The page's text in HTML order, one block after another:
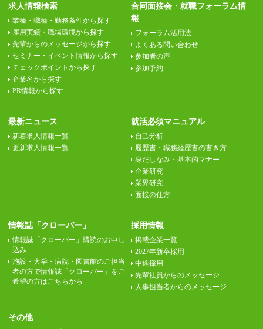
求人情報検索
業種・職種・勤務条件から探す
雇用実績・職場環境から探す
先輩からのメッセージから探す
セミナー・イベント情報から探す
チェックポイントから探す
企業名から探す
PR情報から探す
合同面接会・就職フォーラム情
報
フォーラム活用法
よくある問い合わせ
参加者の声
参加予約
最新ニュース
新着求人情報一覧
更新求人情報一覧
就活必須マニュアル
自己分析
履歴書・職務経歴書の書き方
身だしなみ・基本的マナー
企業研究
業界研究
面接の仕方
情報誌「クローバー」
情報誌「クローバー」購読のお申し
込み
施設・大学・病院・図書館のご担当
者の方で情報誌「クローバー」をご
希望の方はこちらから
採用情報
掲載企業一覧
2027年新卒採用
中途採用
先輩社員からのメッセージ
人事担当者からのメッセージ
その他